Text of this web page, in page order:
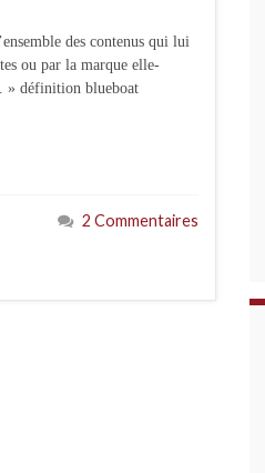
des contenus qui lui
ou par la marque elle-
» définition blueboat
2 Commentaires